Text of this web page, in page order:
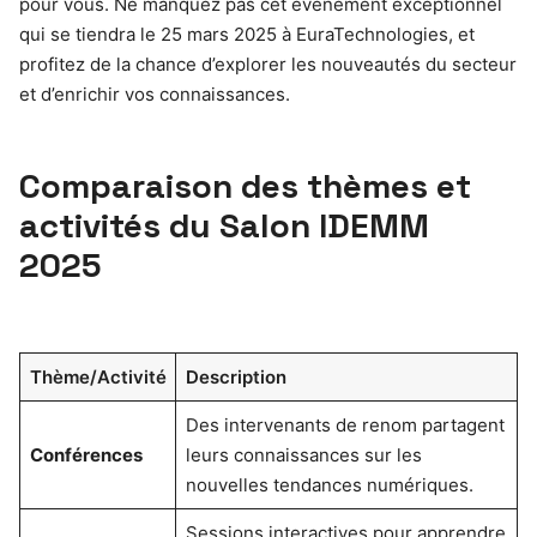
qui se tiendra le 25 mars 2025 à EuraTechnologies, et
profitez de la chance d’explorer les nouveautés du secteur
et d’enrichir vos connaissances.
Comparaison des thèmes et
activités du Salon IDEMM
2025
Thème/Activité Description
Conférences
Des intervenants de renom partagent
leurs connaissances sur les
nouvelles tendances numériques.
Sessions interactives pour apprendre